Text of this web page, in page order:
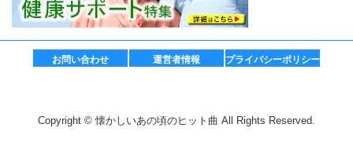
お問い合わせ 運営者情報 プライバシーポリシー
Copyright © 懐かしいあの頃のヒット曲 All Rights Reserved.